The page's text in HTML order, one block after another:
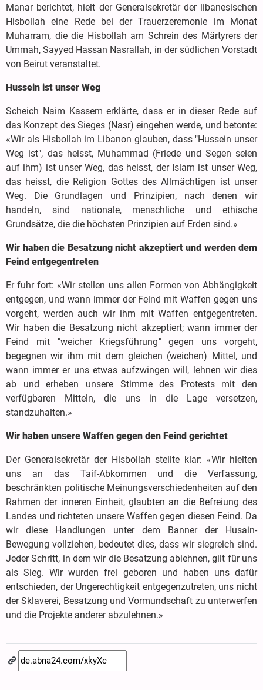
Manar berichtet, hielt der Generalsekretär der libanesischen
Hisbollah eine Rede bei der Trauerzeremonie im Monat
Muharram, die die Hisbollah am Schrein des Märtyrers der
Ummah, Sayyed Hassan Nasrallah, in der südlichen Vorstadt
von Beirut veranstaltet.
Hussein ist unser Weg
Scheich Naim Kassem erklärte, dass er in dieser Rede auf
das Konzept des Sieges (Nasr) eingehen werde, und betonte:
«Wir als Hisbollah im Libanon glauben, dass "Hussein unser
Weg ist", das heisst, Muhammad (Friede und Segen seien
auf ihm) ist unser Weg, das heisst, der Islam ist unser Weg,
das heisst, die Religion Gottes des Allmächtigen ist unser
Weg. Die Grundlagen und Prinzipien, nach denen wir
handeln, sind nationale, menschliche und ethische
Grundsätze, die die höchsten Prinzipien auf Erden sind.»
Wir haben die Besatzung nicht akzeptiert und werden dem
Feind entgegentreten
Er fuhr fort: «Wir stellen uns allen Formen von Abhängigkeit
entgegen, und wann immer der Feind mit Waffen gegen uns
vorgeht, werden auch wir ihm mit Waffen entgegentreten.
Wir haben die Besatzung nicht akzeptiert; wann immer der
Feind mit "weicher Kriegsführung" gegen uns vorgeht,
begegnen wir ihm mit dem gleichen (weichen) Mittel, und
wann immer er uns etwas aufzwingen will, lehnen wir dies
ab und erheben unsere Stimme des Protests mit den
verfügbaren Mitteln, die uns in die Lage versetzen,
standzuhalten.»
Wir haben unsere Waffen gegen den Feind gerichtet
Der Generalsekretär der Hisbollah stellte klar: «Wir hielten
uns an das Taif-Abkommen und die Verfassung,
beschränkten politische Meinungsverschiedenheiten auf den
Rahmen der inneren Einheit, glaubten an die Befreiung des
Landes und richteten unsere Waffen gegen diesen Feind. Da
wir diese Handlungen unter dem Banner der Husain-
Bewegung vollziehen, bedeutet dies, dass wir siegreich sind.
Jeder Schritt, in dem wir die Besatzung ablehnen, gilt für uns
als Sieg. Wir wurden frei geboren und haben uns dafür
entschieden, der Ungerechtigkeit entgegenzutreten, uns nicht
der Sklaverei, Besatzung und Vormundschaft zu unterwerfen
und die Projekte anderer abzulehnen.»